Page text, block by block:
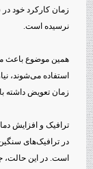
زمان کارکرد خود
نرسیده است.
همین موضوع باعث
استفاده می‌شوند،
زمان تعویض داشته
ترافیک و افزایش
در ترافیک‌های
است. در این